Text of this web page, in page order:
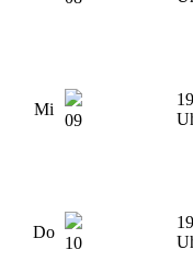
Mi
09
Do
10